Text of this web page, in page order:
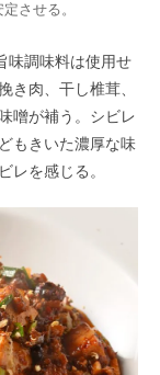
させる。
味調味料は使用せ
き肉、干し椎茸、
噌が補う。シビレ
もきいた濃厚な味
レを感じる。